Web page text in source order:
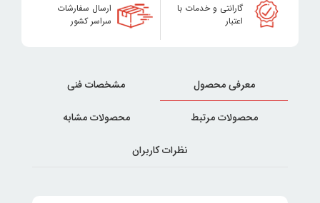
گارانتی و خدمات با
اعتبار
ارسال سفارشات
سراسر کشور
معرفی محصول مشخصات فنی
محصولات مرتبط محصولات مشابه
نظرات کاربران